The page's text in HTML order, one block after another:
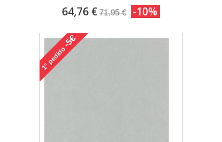
64,76 € 71,95 € -10%
1°
pedido
-5€